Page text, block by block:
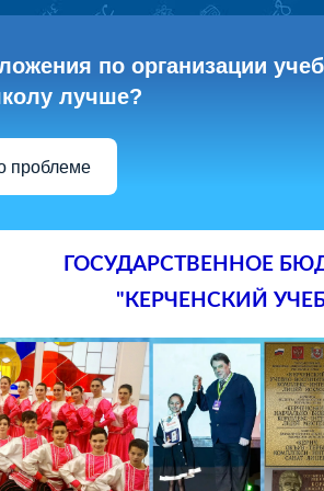
по организации
лучше?
проблеме
ГОСУДАРСТВЕННОЕ
"КЕРЧЕНСКИЙ